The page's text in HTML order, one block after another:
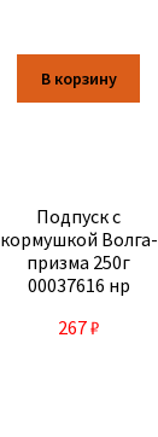
В корзину
Подпуск с
кормушкой Волга-
призма 250г
00037616 нр
267₽